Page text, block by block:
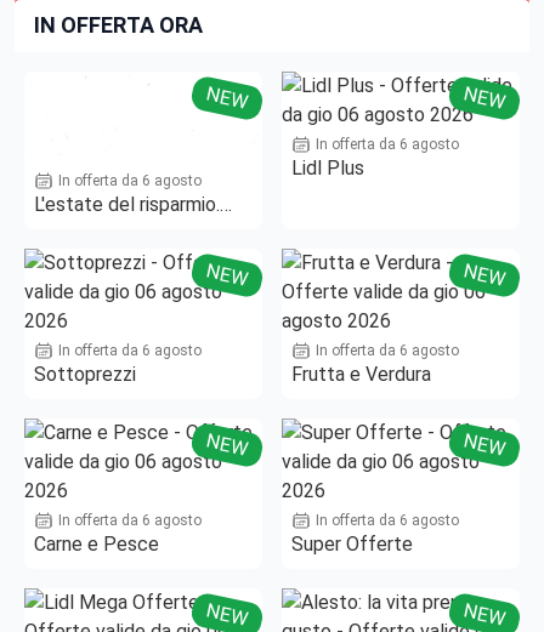
IN OFFERTA ORA
NEW
In offerta da 6 agosto
L'estate del risparmio.
NEW
In offerta da 6 agosto
Lidl Plus
NEW
In offerta da 6 agosto
Sottoprezzi
NEW
In offerta da 6 agosto
Frutta e Verdura
NEW
In offerta da 6 agosto
Carne e Pesce
NEW
In offerta da 6 agosto
Super Offerte
NEW NEW